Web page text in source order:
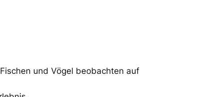
und Vögel beobachten auf